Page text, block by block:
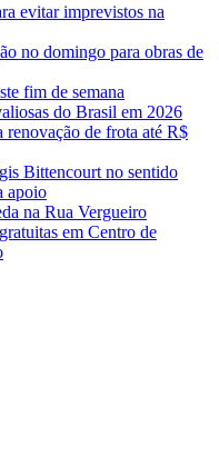
evitar imprevistos na
no domingo para obras de
fim de semana
do Brasil em 2026
de frota até R$
Bittencourt no sentido
apoio
na Rua Vergueiro
em Centro de